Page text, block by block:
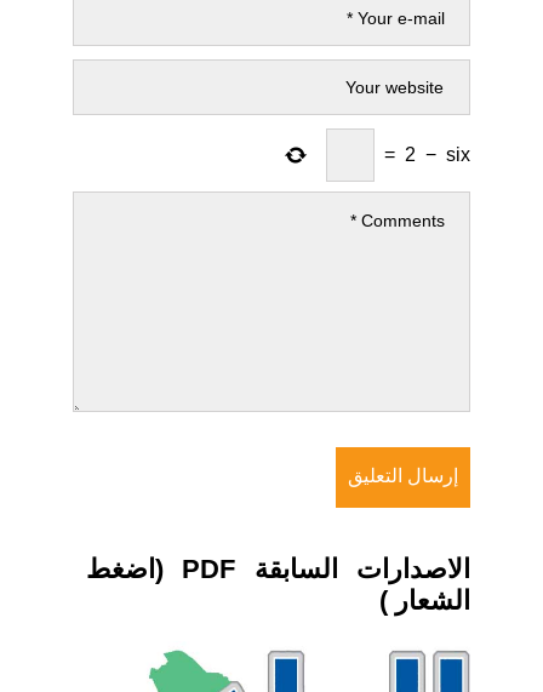
six
−
2
=
الاصدارات السابقة PDF (اضغط
الشعار )